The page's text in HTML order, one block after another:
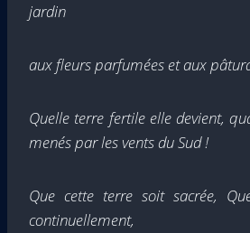
jardin
aux fleurs parfumées et aux
Quelle terre fertile elle devient,
menés par les vents du Sud !
Que cette terre soit sacrée,
continuellement,